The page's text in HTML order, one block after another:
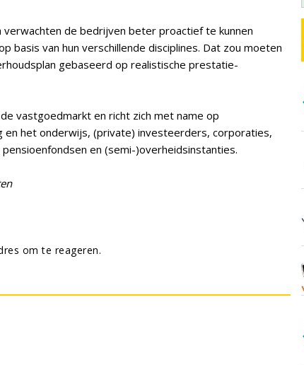
verwachten de bedrijven beter proactief te kunnen
basis van hun verschillende disciplines. Dat zou moeten
gebaseerd op realistische prestatie-
vastgoedmarkt en richt zich met name op
en het onderwijs, (private) investeerders, corporaties,
en (semi-)overheidsinstanties.
om te reageren.